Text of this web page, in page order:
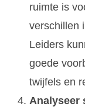
ruimte is
verschillen
Leiders
goede
twijfels en
Analyseer